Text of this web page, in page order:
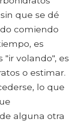
que se dé
comiendo
es
volando", es
o estimar.
lo que
alguna otra